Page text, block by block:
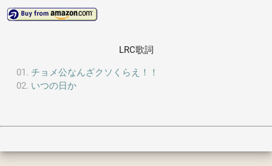
LRC歌詞
チョメ公なんざクソくらえ！！
いつの日か